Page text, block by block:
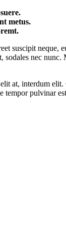
metus.
suscipit
nec
at, interdum
tempor pulvinar